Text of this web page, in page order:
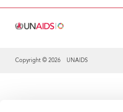
Copyright © 2026 UNAIDS